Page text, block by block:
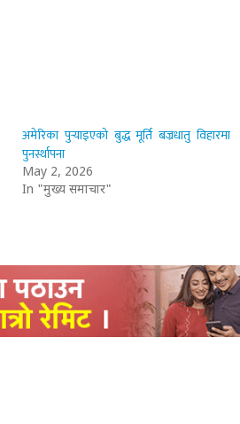
अमेरिका पुर्‍याइएको बुद्ध मूर्ति बज्रधातु विहारमा
पुनर्स्थापना
May 2, 2026
In "मुख्य समाचार"